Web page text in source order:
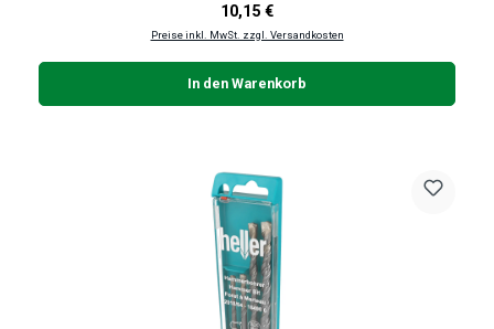
Regulärer Preis:
10,15 €
Preise inkl. MwSt. zzgl. Versandkosten
In den Warenkorb